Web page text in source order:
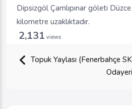
Dipsizgöl Çamlıpınar göleti
kilometre uzaklıktadır.
2,131 views
Topuk Yaylası (Fenerbahçe